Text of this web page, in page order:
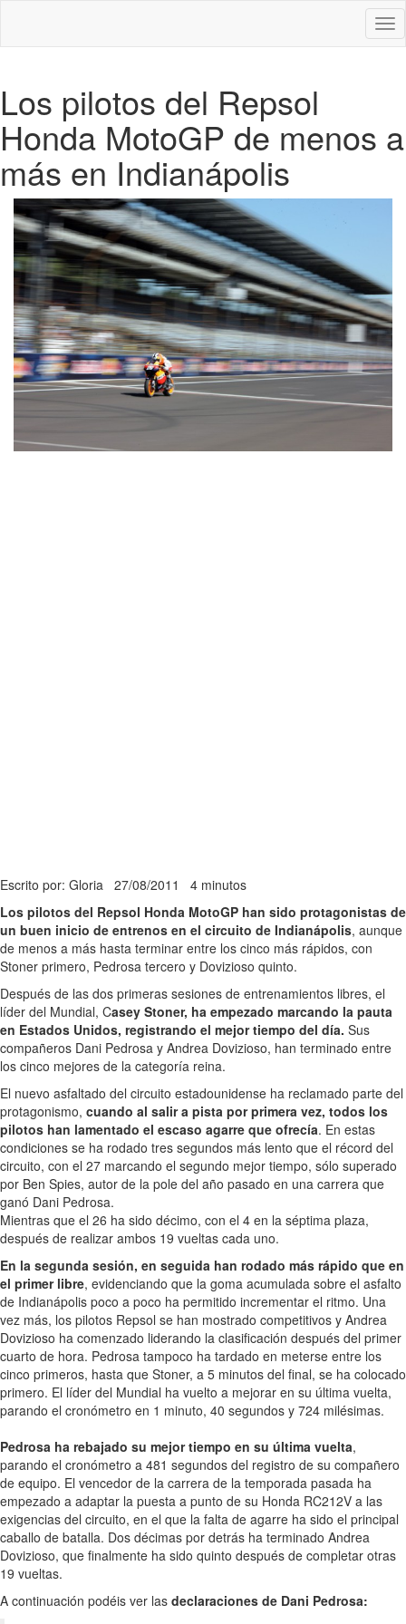
Los pilotos del Repsol
Honda MotoGP de menos a
más en Indianápolis
Escrito por: Gloria 27/08/2011 4 minutos
Los pilotos del Repsol Honda MotoGP han sido protagonistas de
un buen inicio de entrenos en el circuito de Indianápolis, aunque
de menos a más hasta terminar entre los cinco más rápidos, con
Stoner primero, Pedrosa tercero y Dovizioso quinto.
Después de las dos primeras sesiones de entrenamientos libres, el
líder del Mundial, Casey Stoner, ha empezado marcando la pauta
en Estados Unidos, registrando el mejor tiempo del día. Sus
compañeros Dani Pedrosa y Andrea Dovizioso, han terminado entre
los cinco mejores de la categoría reina.
El nuevo asfaltado del circuito estadounidense ha reclamado parte del
protagonismo, cuando al salir a pista por primera vez, todos los
pilotos han lamentado el escaso agarre que ofrecía. En estas
condiciones se ha rodado tres segundos más lento que el récord del
circuito, con el 27 marcando el segundo mejor tiempo, sólo superado
por Ben Spies, autor de la pole del año pasado en una carrera que
ganó Dani Pedrosa.
Mientras que el 26 ha sido décimo, con el 4 en la séptima plaza,
después de realizar ambos 19 vueltas cada uno.
En la segunda sesión, en seguida han rodado más rápido que en
el primer libre, evidenciando que la goma acumulada sobre el asfalto
de Indianápolis poco a poco ha permitido incrementar el ritmo. Una
vez más, los pilotos Repsol se han mostrado competitivos y Andrea
Dovizioso ha comenzado liderando la clasificación después del primer
cuarto de hora. Pedrosa tampoco ha tardado en meterse entre los
cinco primeros, hasta que Stoner, a 5 minutos del final, se ha colocado
primero. El líder del Mundial ha vuelto a mejorar en su última vuelta,
parando el cronómetro en 1 minuto, 40 segundos y 724 milésimas.
Pedrosa ha rebajado su mejor tiempo en su última vuelta,
parando el cronómetro a 481 segundos del registro de su compañero
de equipo. El vencedor de la carrera de la temporada pasada ha
empezado a adaptar la puesta a punto de su Honda RC212V a las
exigencias del circuito, en el que la falta de agarre ha sido el principal
caballo de batalla. Dos décimas por detrás ha terminado Andrea
Dovizioso, que finalmente ha sido quinto después de completar otras
19 vueltas.
A continuación podéis ver las declaraciones de Dani Pedrosa: